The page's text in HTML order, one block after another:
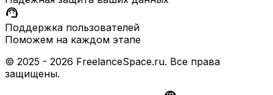
support_agent
Поддержка пользователей
Поможем на каждом этапе
© 2025 - 2026 FreelanceSpace.ru. Все права
защищены.